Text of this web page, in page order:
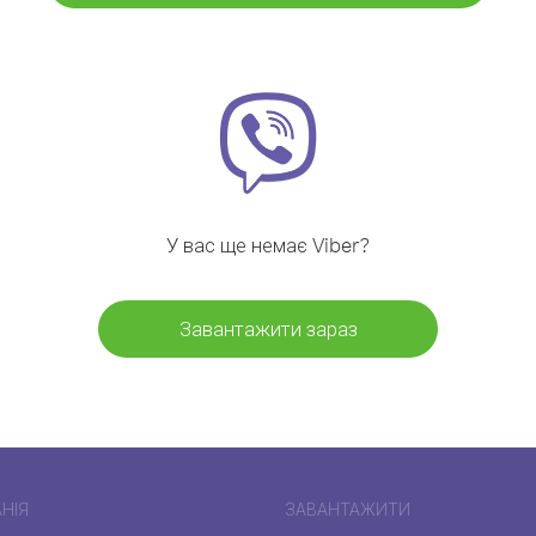
У вас ще немає Viber?
Завантажити зараз
ЗАВАНТАЖИТИ